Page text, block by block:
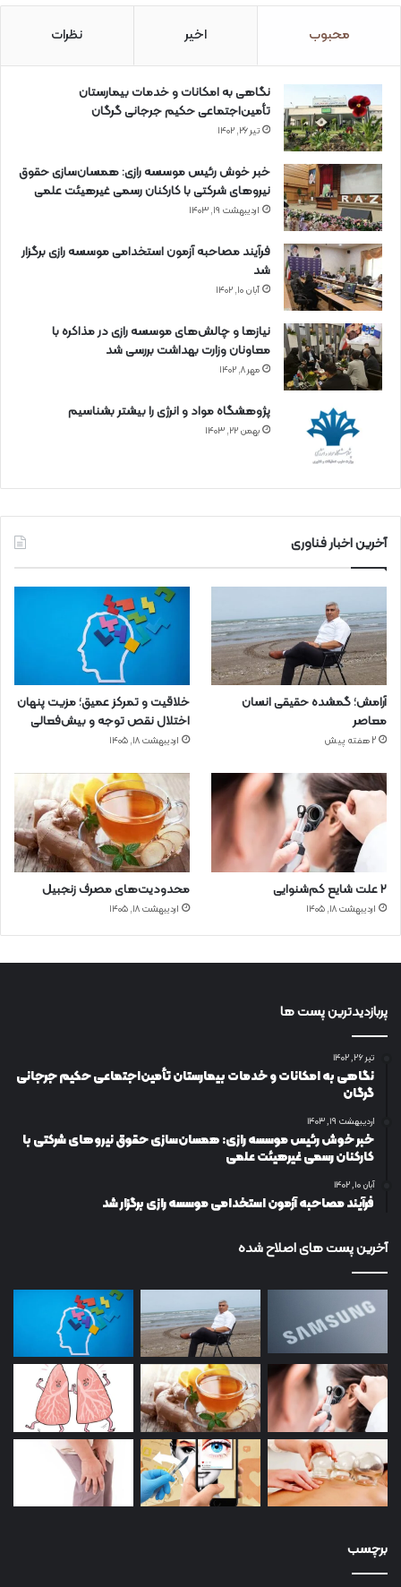
محبوب اخیر نظرات
نگاهی به امکانات و خدمات بیمارستان
تأمین‌اجتماعی حکیم جرجانی گرگان
تیر ۲۶, ۱۴۰۲
خبر خوش رئیس موسسه رازی: همسان‌سازی حقوق
نیروهای شرکتی با کارکنان رسمی غیرهیئت علمی
اردیبهشت ۱۹, ۱۴۰۳
فرآیند مصاحبه آزمون استخدامی موسسه رازی برگزار
شد
آبان ۱۰, ۱۴۰۲
نیازها و چالش‌های موسسه رازی در مذاکره با
معاونان وزارت بهداشت بررسی شد
مهر ۸, ۱۴۰۲
پژوهشگاه مواد و انرژی را بیشتر بشناسیم
بهمن ۲۲, ۱۴۰۳
آخرین اخبار فناوری
آرامش؛ گمشده حقیقی انسان
معاصر
2 هفته پیش
خلاقیت و تمرکز عمیق؛ مزیت پنهان
اختلال نقص توجه و بیش‌فعالی
اردیبهشت ۱۸, ۱۴۰۵
۲ علت شایع‌ کم‌شنوایی
اردیبهشت ۱۸, ۱۴۰۵
محدودیت‌های مصرف زنجبیل
اردیبهشت ۱۸, ۱۴۰۵
پربازدیدترین پست ها
تیر ۲۶, ۱۴۰۲
نگاهی به امکانات و خدمات بیمارستان تأمین‌اجتماعی حکیم جرجانی
گرگان
اردیبهشت ۱۹, ۱۴۰۳
خبر خوش رئیس موسسه رازی: همسان‌سازی حقوق نیروهای شرکتی با
کارکنان رسمی غیرهیئت علمی
آبان ۱۰, ۱۴۰۲
فرآیند مصاحبه آزمون استخدامی موسسه رازی برگزار شد
آخرین پست های اصلاح شده
برچسب